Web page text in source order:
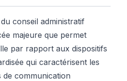
conseil administratif
majeure que permet
par rapport aux dispositifs
qui caractérisent les
communication